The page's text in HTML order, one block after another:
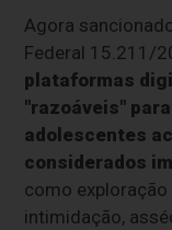
Agora
Federal 15.211/
plataformas
"razoáveis"
adolescentes
considerados
como exploração
intimidação,